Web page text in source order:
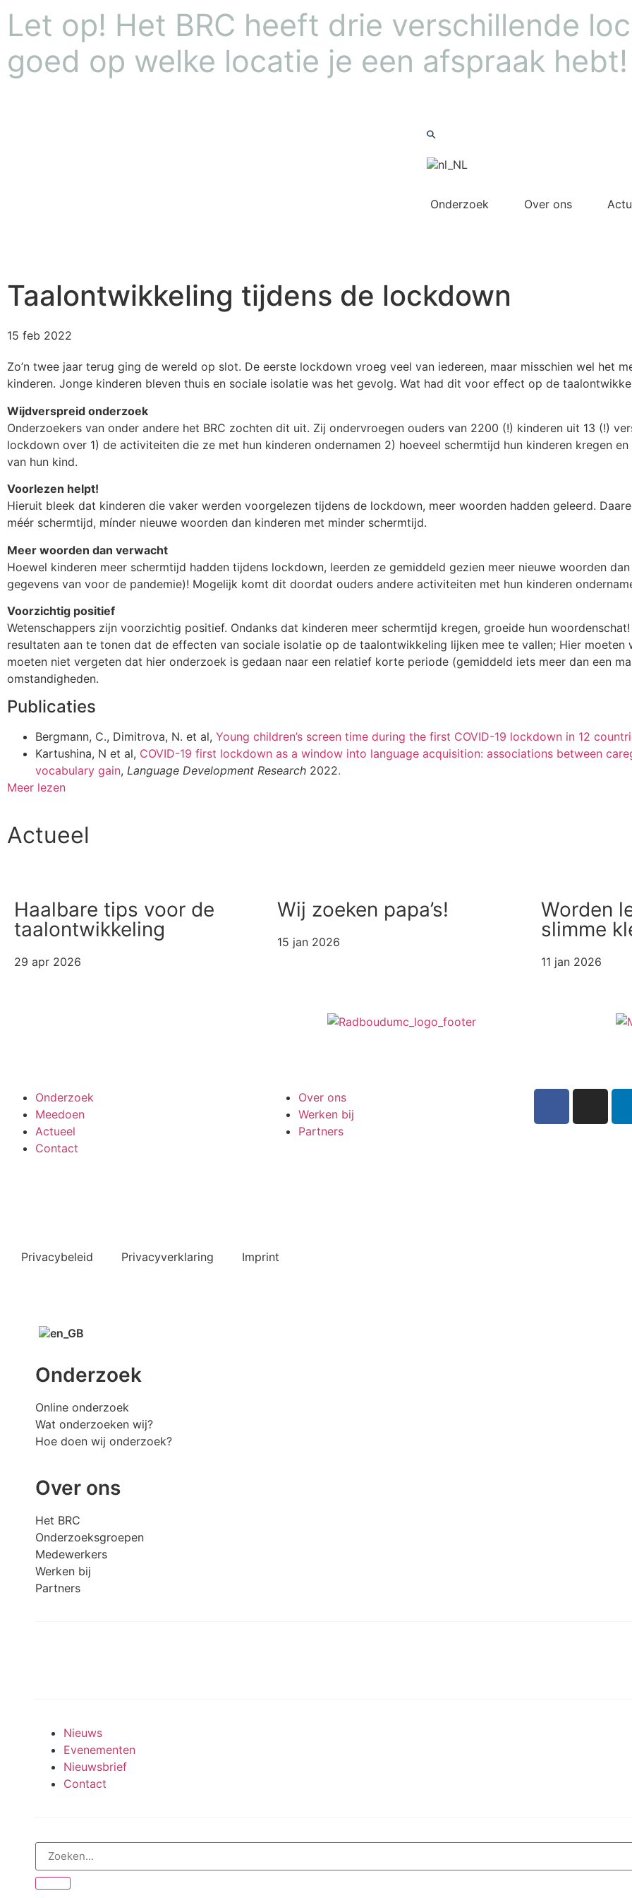
Let op! Het BRC heeft drie verschillende
goed op welke locatie je een afspraak hebt!
Onderzoek Over ons
Taalontwikkeling tijdens de lockdown
15 feb 2022
Zo’n twee jaar terug ging de wereld op slot. De eerste lockdown vroeg veel van iedereen, maar misschien wel het
kinderen. Jonge kinderen bleven thuis en sociale isolatie was het gevolg. Wat had dit voor effect op de
Wijdverspreid onderzoek
Onderzoekers van onder andere het BRC zochten dit uit. Zij ondervroegen ouders van 2200 (!) kinderen uit 13 (!)
lockdown over 1) de activiteiten die ze met hun kinderen ondernamen 2) hoeveel schermtijd hun kinderen kregen
van hun kind.
Voorlezen helpt!
Hieruit bleek dat kinderen die vaker werden voorgelezen tijdens de lockdown, meer woorden hadden geleerd.
méér schermtijd, mínder nieuwe woorden dan kinderen met minder schermtijd.
Meer woorden dan verwacht
Hoewel kinderen meer schermtijd hadden tijdens lockdown, leerden ze gemiddeld gezien meer nieuwe woorden
gegevens van voor de pandemie)! Mogelijk komt dit doordat ouders andere activiteiten met hun kinderen
Voorzichtig positief
Wetenschappers zijn voorzichtig positief. Ondanks dat kinderen meer schermtijd kregen, groeide hun
resultaten aan te tonen dat de effecten van sociale isolatie op de taalontwikkeling lijken mee te vallen; Hier moeten
moeten niet vergeten dat hier onderzoek is gedaan naar een relatief korte periode (gemiddeld iets meer dan een
omstandigheden.
Publicaties
Bergmann, C., Dimitrova, N. et al, Young children’s screen time during the first COVID-19 lockdown in 12
Kartushina, N et al, COVID-19 first lockdown as a window into language acquisition: associations between
vocabulary gain, Language Development Research 2022.
Meer lezen
Actueel
Haalbare tips voor de
taalontwikkeling
29 apr 2026
Wij zoeken papa’s!
15 jan 2026
Worden
slimme
11 jan 2026
Onderzoek
Meedoen
Actueel
Contact
Over ons
Werken bij
Partners
Privacybeleid Privacyverklaring Imprint
Onderzoek
Online onderzoek
Wat onderzoeken wij?
Hoe doen wij onderzoek?
Over ons
Het BRC
Onderzoeksgroepen
Medewerkers
Werken bij
Partners
Nieuws
Evenementen
Nieuwsbrief
Contact